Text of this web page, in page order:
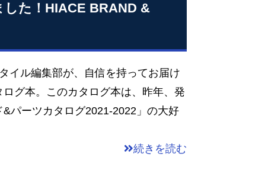
た！HIACE BRAND &
イル編集部が、自信を持ってお届け
グ本。このカタログ本は、昨年、発
パーツカタログ2021-2022」の大好
続きを読む